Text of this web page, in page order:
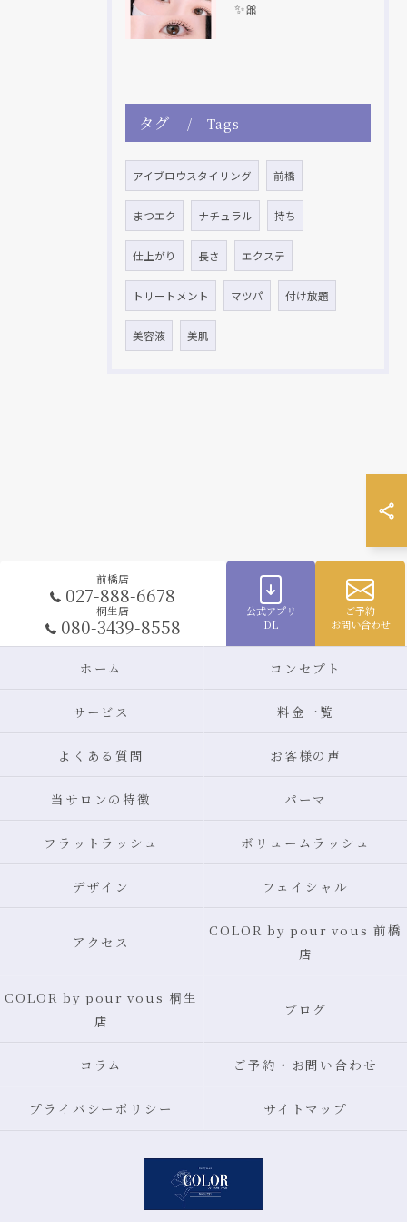
✨🎀
タグ Tags
アイブロウスタイリング 前橋
まつエク ナチュラル 持ち
仕上がり 長さ エクステ
トリートメント マツパ 付け放題
美容液 美肌
前橋店
027-888-6678
桐生店
080-3439-8558
公式アプリ
DL
ご予約
お問い合わせ
ホーム コンセプト
サービス 料金一覧
よくある質問 お客様の声
当サロンの特徴 パーマ
フラットラッシュ ボリュームラッシュ
デザイン フェイシャル
アクセス
COLOR by pour vous 前橋
店
COLOR by pour vous 桐生
店
ブログ
コラム ご予約・お問い合わせ
プライバシーポリシー サイトマップ